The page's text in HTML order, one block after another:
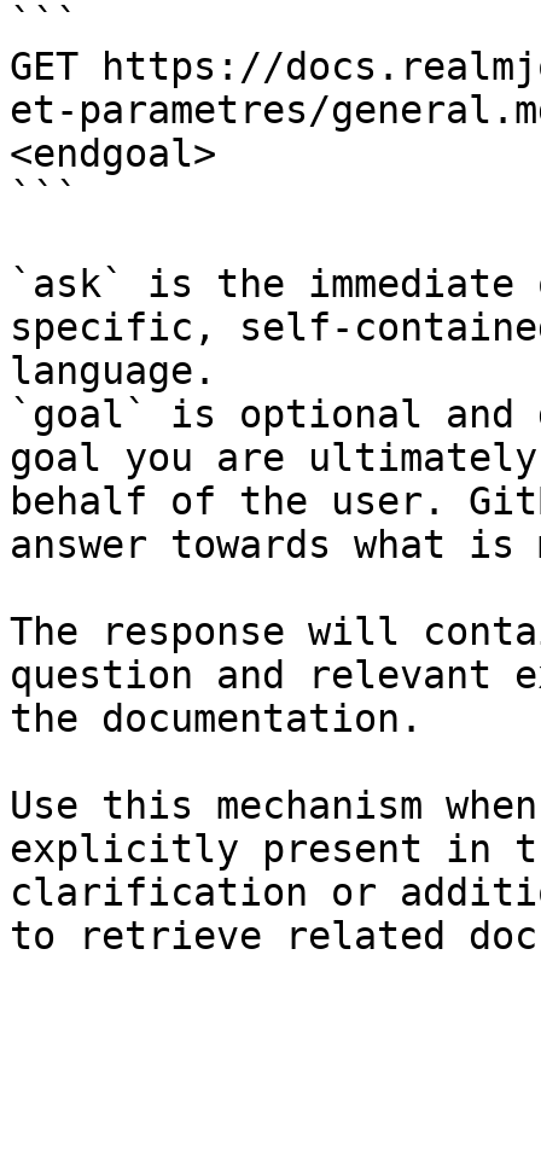
```
GET https://
et-parametres/
<endgoal>
```
`ask` is the
specific, self-
language.
`goal` is optional and
goal you are
behalf of the user.
answer towards what
The response will
question and relevant
the documentation.
Use this mechanism
explicitly present in
clarification or